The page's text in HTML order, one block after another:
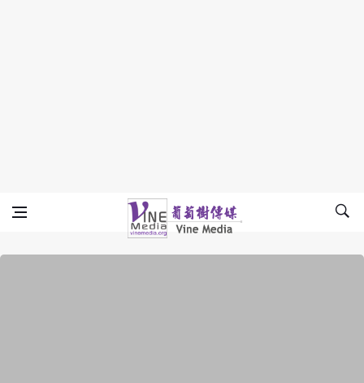
Vine Media
葡萄樹傳媒